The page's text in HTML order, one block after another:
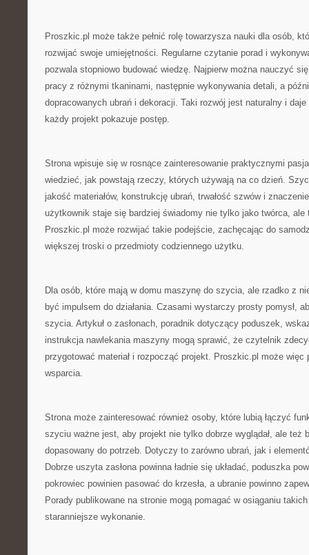
Proszkic.pl może także pełnić rolę towarzysza nauki dla osób,
rozwijać swoje umiejętności. Regularne czytanie porad i
pozwala stopniowo budować wiedzę. Najpierw można nauczyć
pracy z różnymi tkaninami, następnie wykonywania detali, a
dopracowanych ubrań i dekoracji. Taki rozwój jest naturalny i
każdy projekt pokazuje postęp.
Strona wpisuje się w rosnące zainteresowanie praktycznymi
wiedzieć, jak powstają rzeczy, których używają na co dzień.
jakość materiałów, konstrukcję ubrań, trwałość szwów i
użytkownik staje się bardziej świadomy nie tylko jako twórca, ale
Proszkic.pl może rozwijać takie podejście, zachęcając do
większej troski o przedmioty codziennego użytku.
Dla osób, które mają w domu maszynę do szycia, ale rzadko z
być impulsem do działania. Czasami wystarczy prosty pomysł,
szycia. Artykuł o zasłonach, poradnik dotyczący poduszek,
instrukcja nawlekania maszyny mogą sprawić, że czytelnik
przygotować materiał i rozpocząć projekt. Proszkic.pl może więc
wsparcia.
Strona może zainteresować również osoby, które lubią łączyć
szyciu ważne jest, aby projekt nie tylko dobrze wyglądał, ale też
dopasowany do potrzeb. Dotyczy to zarówno ubrań, jak i
Dobrze uszyta zasłona powinna ładnie się układać, poduszka
pokrowiec powinien pasować do krzesła, a ubranie powinno
Porady publikowane na stronie mogą pomagać w osiąganiu
staranniejsze wykonanie.